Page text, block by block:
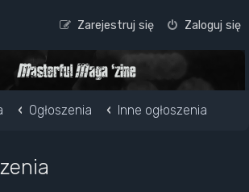
Zaloguj się
Zarejestruj się
Ogłoszenia Inne ogłoszenia